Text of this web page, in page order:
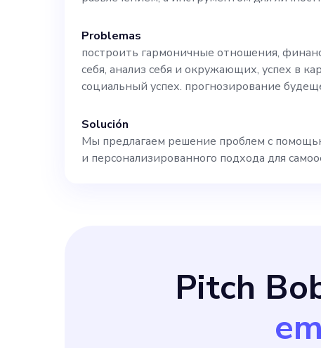
новаторские
нашего
Problemas
построить гармоничные отношения,
себя, анализ себя и окружающих, успех в
социальный успех. прогнозирование
Solución
Мы предлагаем решение проблем с
и персонализированного подхода для
Pitch